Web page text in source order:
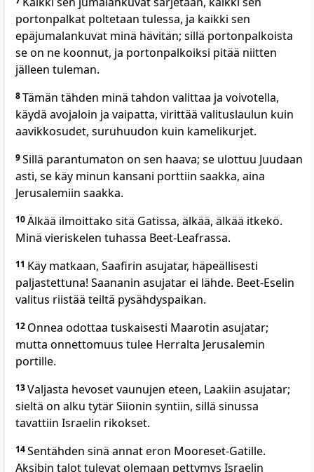
portonpalkat poltetaan tulessa, ja kaikki sen
epäjumalankuvat minä hävitän; sillä portonpalkoista
se on ne koonnut, ja portonpalkoiksi pitää niitten
jälleen tuleman.
8Tämän tähden minä tahdon valittaa ja voivotella,
käydä avojaloin ja vaipatta, virittää valituslaulun kuin
aavikkosudet, suruhuudon kuin kamelikurjet.
9Sillä parantumaton on sen haava; se ulottuu Juudaan
asti, se käy minun kansani porttiin saakka, aina
Jerusalemiin saakka.
10Älkää ilmoittako sitä Gatissa, älkää, älkää itkekö.
Minä vieriskelen tuhassa Beet-Leafrassa.
11 Käy matkaan, Saafirin asujatar, häpeällisesti
paljastettuna! Saananin asujatar ei lähde. Beet-Eselin
valitus riistää teiltä pysähdyspaikan.
12 Onnea odottaa tuskaisesti Maarotin asujatar;
mutta onnettomuus tulee Herralta Jerusalemin
portille.
13Valjasta hevoset vaunujen eteen, Laakiin asujatar;
sieltä on alku tytär Siionin syntiin, sillä sinussa
tavattiin Israelin rikokset.
14Sentähden sinä annat eron Mooreset-Gatille.
Aksibin talot tulevat olemaan pettymys Israelin